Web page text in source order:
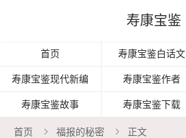
寿康宝鉴
首页 寿康宝鉴白话文
寿康宝鉴现代新编 寿康宝鉴作者
寿康宝鉴故事 寿康宝鉴下载
首页  福报的秘密  正文